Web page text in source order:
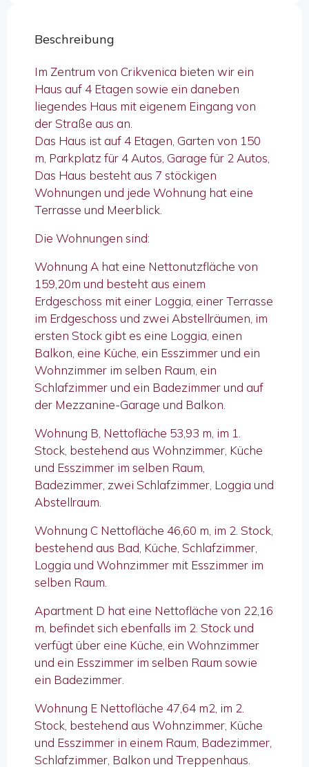
Beschreibung
Im Zentrum von Crikvenica bieten wir ein
Haus auf 4 Etagen sowie ein daneben
liegendes Haus mit eigenem Eingang von
der Straße aus an.
Das Haus ist auf 4 Etagen, Garten von 150
m, Parkplatz für 4 Autos, Garage für 2 Autos,
Das Haus besteht aus 7 stöckigen
Wohnungen und jede Wohnung hat eine
Terrasse und Meerblick.
Die Wohnungen sind:
Wohnung A hat eine Nettonutzfläche von
159,20m und besteht aus einem
Erdgeschoss mit einer Loggia, einer Terrasse
im Erdgeschoss und zwei Abstellräumen, im
ersten Stock gibt es eine Loggia, einen
Balkon, eine Küche, ein Esszimmer und ein
Wohnzimmer im selben Raum, ein
Schlafzimmer und ein Badezimmer und auf
der Mezzanine-Garage und Balkon.
Wohnung B, Nettofläche 53,93 m, im 1.
Stock, bestehend aus Wohnzimmer, Küche
und Esszimmer im selben Raum,
Badezimmer, zwei Schlafzimmer, Loggia und
Abstellraum.
Wohnung C Nettofläche 46,60 m, im 2. Stock,
bestehend aus Bad, Küche, Schlafzimmer,
Loggia und Wohnzimmer mit Esszimmer im
selben Raum.
Apartment D hat eine Nettofläche von 22,16
m, befindet sich ebenfalls im 2. Stock und
verfügt über eine Küche, ein Wohnzimmer
und ein Esszimmer im selben Raum sowie
ein Badezimmer.
Wohnung E Nettofläche 47,64 m2, im 2.
Stock, bestehend aus Wohnzimmer, Küche
und Esszimmer in einem Raum, Badezimmer,
Schlafzimmer, Balkon und Treppenhaus.